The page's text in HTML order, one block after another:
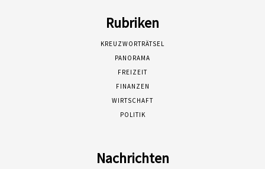
Rubriken
KREUZWORTRÄTSEL
PANORAMA
FREIZEIT
FINANZEN
WIRTSCHAFT
POLITIK
Nachrichten